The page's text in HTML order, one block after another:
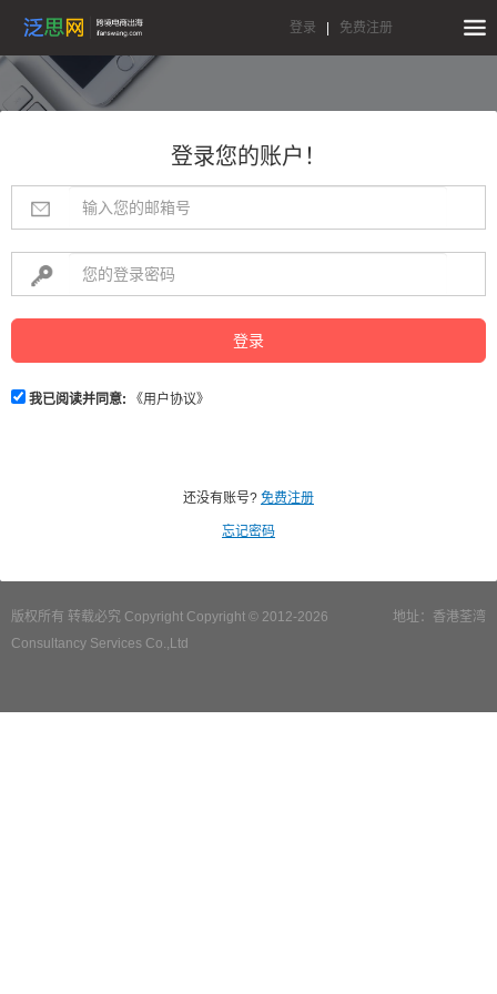
登录 免费注册
登录您的账户！
登录
我已阅读并同意: 《用户协议》
还没有账号? 免费注册
忘记密码
地址：香港荃湾
版权所有 转载必究 Copyright Copyright © 2012-2026
Consultancy Services Co.,Ltd